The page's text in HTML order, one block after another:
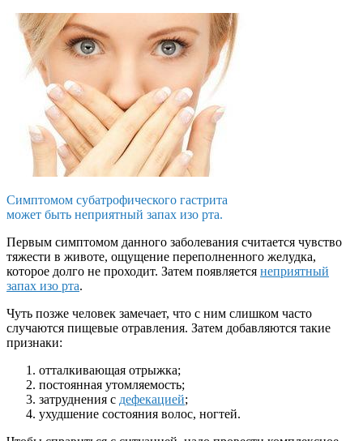
Симптомом субатрофического гастрита
может быть неприятный запах изо рта.
Первым симптомом данного заболевания считается чувство
тяжести в животе, ощущение переполненного желудка,
которое долго не проходит. Затем появляется неприятный
запах изо рта.
Чуть позже человек замечает, что с ним слишком часто
случаются пищевые отравления. Затем добавляются такие
признаки:
отталкивающая отрыжка;
постоянная утомляемость;
затруднения с дефекацией;
ухудшение состояния волос, ногтей.